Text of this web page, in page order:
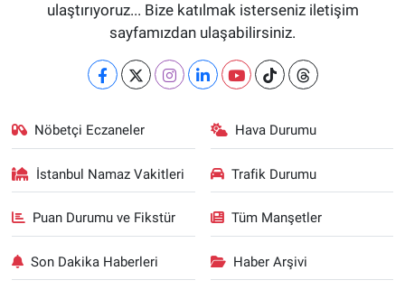
ulaştırıyoruz... Bize katılmak isterseniz iletişim
sayfamızdan ulaşabilirsiniz.
Nöbetçi Eczaneler Hava Durumu
İstanbul Namaz Vakitleri Trafik Durumu
Puan Durumu ve Fikstür Tüm Manşetler
Son Dakika Haberleri Haber Arşivi